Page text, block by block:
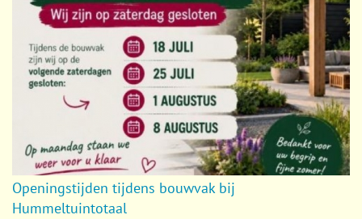
Openingstijden tijdens bouwvak bij
Hummeltuintotaal